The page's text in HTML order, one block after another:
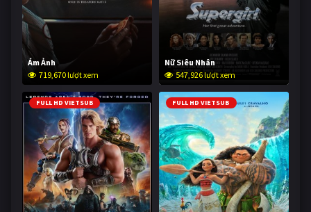
Ám Ảnh
719,670 lượt xem
Nữ Siêu Nhân
547,926 lượt xem
FULL HD VIETSUB FULL HD VIETSUB